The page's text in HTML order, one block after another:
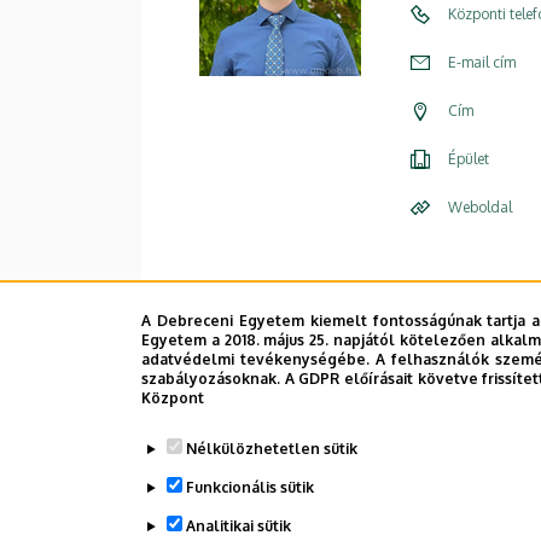
A Debreceni Egyetem kiemelt fontosságúnak
Egyetem a 2018. május 25. napjától kötelezően
adatvédelmi tevékenységébe. A felhasználók
szabályozásoknak. A GDPR előírásait követve
Központ
Nélkülözhetetlen sütik
Funkcionális sütik
Analitikai sütik
Központi
E-mail cím
Cím
Épület
Weboldal